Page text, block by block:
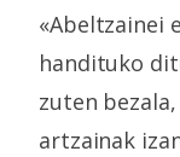
«Abeltzainei
handituko
zuten
artzainak